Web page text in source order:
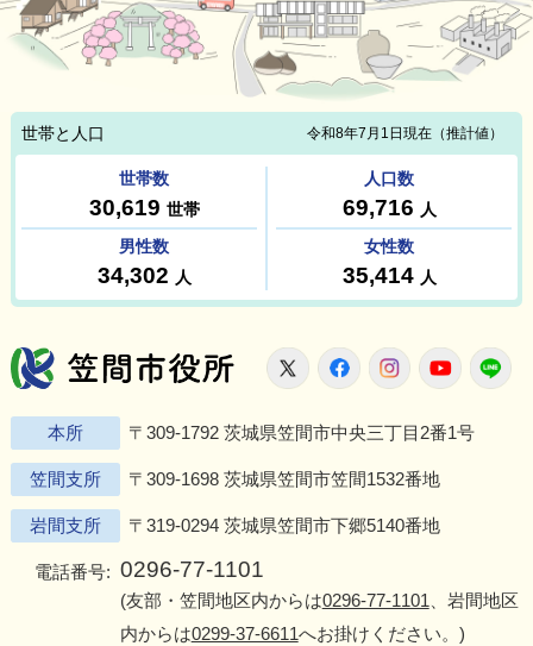
笠間市役所
X FacebookInstagram
本所 〒309-1792 茨城県笠間市中央三丁目2番1号
笠間支所 〒309-1698 茨城県笠間市笠間1532番地
岩間支所 〒319-0294 茨城県笠間市下郷5140番地
電話番号: 0296-77-1101
(友部・笠間地区内からは0296-77-1101、岩間地区
内からは0299-37-6611へお掛けください。)